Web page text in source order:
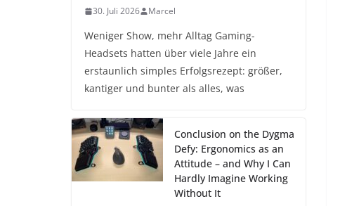
30. Juli 2026 Marcel
Weniger Show, mehr Alltag Gaming-
Headsets hatten über viele Jahre ein
erstaunlich simples Erfolgsrezept: größer,
kantiger und bunter als alles, was
Conclusion on the Dygma
Defy: Ergonomics as an
Attitude – and Why I Can
Hardly Imagine Working
Without It